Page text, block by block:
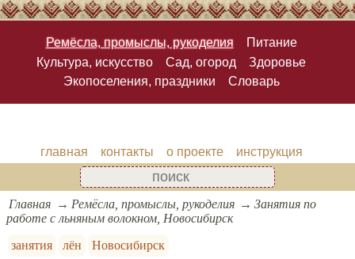
Ремёсла, промыслы, рукоделия
Питание
Культура, искусство
Сад, огород
Здоровье
Экопоселения, праздники
Словарь
главная контакты о проекте инструкция
Главная Ремёсла, промыслы, рукоделия
Занятия по
работе с льняным волокном, Новосибирск
занятия
лён Новосибирск